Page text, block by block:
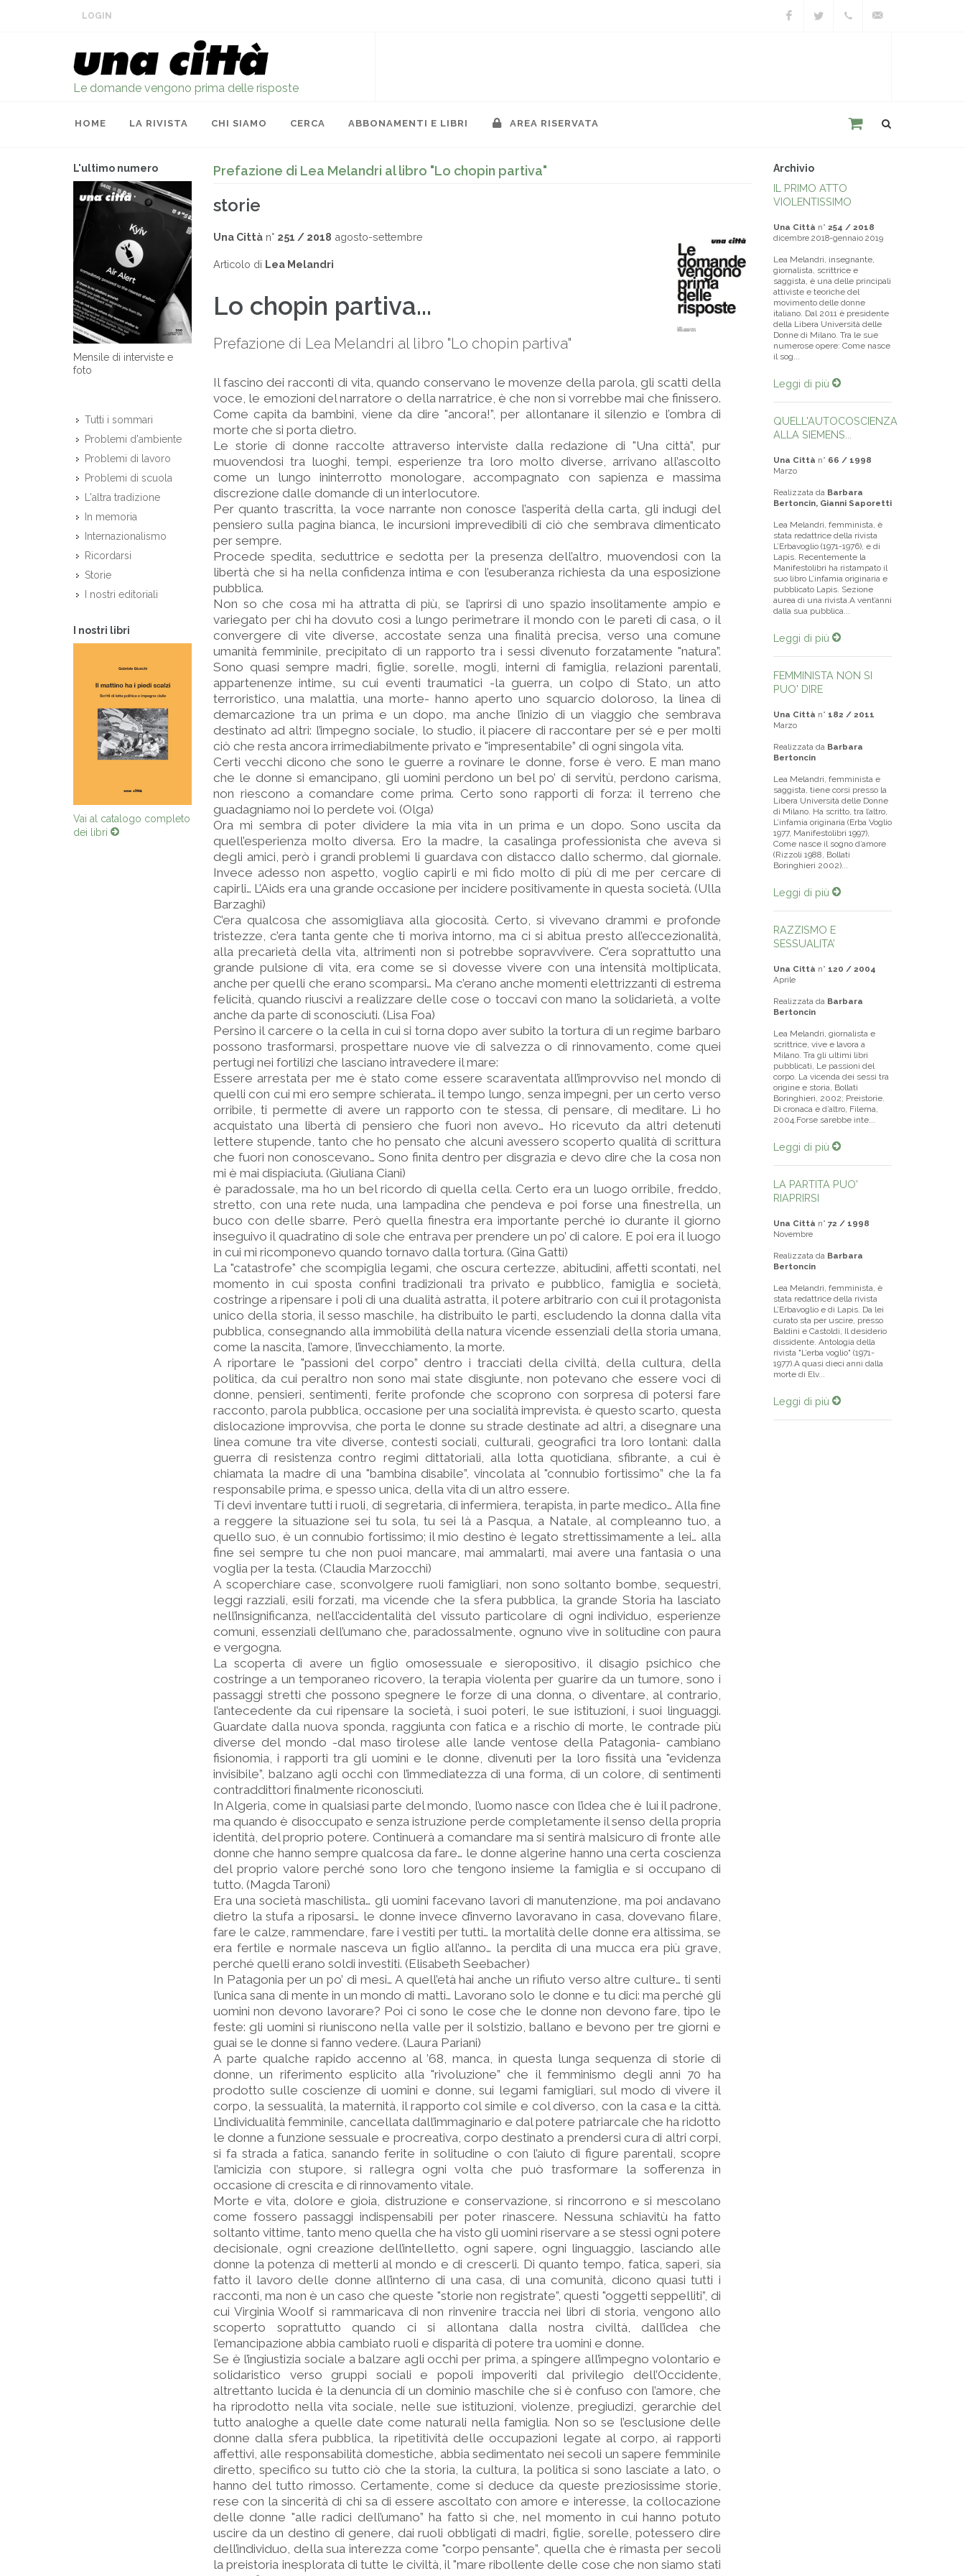
LOGIN
Le domande vengono prima delle risposte
HOME LA RIVISTA CHI SIAMO CERCA ABBONAMENTI E LIBRI AREA RISERVATA
L'ultimo numero
Mensile di interviste e
foto
Tutti i sommari
Problemi d'ambiente
Problemi di lavoro
Problemi di scuola
L'altra tradizione
In memoria
Internazionalismo
Ricordarsi
Storie
I nostri editoriali
I nostri libri
Vai al catalogo completo
dei libri
Prefazione di Lea Melandri al libro "Lo chopin partiva"
storie
Una Città n° 251 / 2018 agosto-settembre
Articolo di Lea Melandri
Lo chopin partiva...
Prefazione di Lea Melandri al libro "Lo chopin partiva"
Il fascino dei racconti di vita, quando conservano le movenze della parola, gli scatti della
voce, le emozioni del narratore o della narratrice, è che non si vorrebbe mai che finissero.
Come capita da bambini, viene da dire "ancora!”, per allontanare il silenzio e l’ombra di
morte che si porta dietro.
Le storie di donne raccolte attraverso interviste dalla redazione di "Una città”, pur
muovendosi tra luoghi, tempi, esperienze tra loro molto diverse, arrivano all’ascolto
come un lungo ininterrotto monologare, accompagnato con sapienza e massima
discrezione dalle domande di un interlocutore.
Per quanto trascritta, la voce narrante non conosce l’asperità della carta, gli indugi del
pensiero sulla pagina bianca, le incursioni imprevedibili di ciò che sembrava dimenticato
per sempre.
Procede spedita, seduttrice e sedotta per la presenza dell’altro, muovendosi con la
libertà che si ha nella confidenza intima e con l’esuberanza richiesta da una esposizione
pubblica.
Non so che cosa mi ha attratta di più, se l’aprirsi di uno spazio insolitamente ampio e
variegato per chi ha dovuto così a lungo perimetrare il mondo con le pareti di casa, o il
convergere di vite diverse, accostate senza una finalità precisa, verso una comune
umanità femminile, precipitato di un rapporto tra i sessi divenuto forzatamente "natura”.
Sono quasi sempre madri, figlie, sorelle, mogli, interni di famiglia, relazioni parentali,
appartenenze intime, su cui eventi traumatici -la guerra, un colpo di Stato, un atto
terroristico, una malattia, una morte- hanno aperto uno squarcio doloroso, la linea di
demarcazione tra un prima e un dopo, ma anche l’inizio di un viaggio che sembrava
destinato ad altri: l’impegno sociale, lo studio, il piacere di raccontare per sé e per molti
ciò che resta ancora irrimediabilmente privato e "impresentabile” di ogni singola vita.
Certi vecchi dicono che sono le guerre a rovinare le donne, forse è vero. E man mano
che le donne si emancipano, gli uomini perdono un bel po’ di servitù, perdono carisma,
non riescono a comandare come prima. Certo sono rapporti di forza: il terreno che
guadagniamo noi lo perdete voi. (Olga)
Ora mi sembra di poter dividere la mia vita in un prima e un dopo. Sono uscita da
quell’esperienza molto diversa. Ero la madre, la casalinga professionista che aveva sì
degli amici, però i grandi problemi li guardava con distacco dallo schermo, dal giornale.
Invece adesso non aspetto, voglio capirli e mi fido molto di più di me per cercare di
capirli… L’Aids era una grande occasione per incidere positivamente in questa società. (Ulla
Barzaghi)
C’era qualcosa che assomigliava alla giocosità. Certo, si vivevano drammi e profonde
tristezze, c’era tanta gente che ti moriva intorno, ma ci si abitua presto all’eccezionalità,
alla precarietà della vita, altrimenti non si potrebbe sopravvivere. C’era soprattutto una
grande pulsione di vita, era come se si dovesse vivere con una intensità moltiplicata,
anche per quelli che erano scomparsi… Ma c’erano anche momenti elettrizzanti di estrema
felicità, quando riuscivi a realizzare delle cose o toccavi con mano la solidarietà, a volte
anche da parte di sconosciuti. (Lisa Foa)
Persino il carcere o la cella in cui si torna dopo aver subito la tortura di un regime barbaro
possono trasformarsi, prospettare nuove vie di salvezza o di rinnovamento, come quei
pertugi nei fortilizi che lasciano intravedere il mare:
Essere arrestata per me è stato come essere scaraventata all’improvviso nel mondo di
quelli con cui mi ero sempre schierata… il tempo lungo, senza impegni, per un certo verso
orribile, ti permette di avere un rapporto con te stessa, di pensare, di meditare. Lì ho
acquistato una libertà di pensiero che fuori non avevo… Ho ricevuto da altri detenuti
lettere stupende, tanto che ho pensato che alcuni avessero scoperto qualità di scrittura
che fuori non conoscevano… Sono finita dentro per disgrazia e devo dire che la cosa non
mi è mai dispiaciuta. (Giuliana Ciani)
è paradossale, ma ho un bel ricordo di quella cella. Certo era un luogo orribile, freddo,
stretto, con una rete nuda, una lampadina che pendeva e poi forse una finestrella, un
buco con delle sbarre. Però quella finestra era importante perché io durante il giorno
inseguivo il quadratino di sole che entrava per prendere un po’ di calore. E poi era il luogo
in cui mi ricomponevo quando tornavo dalla tortura. (Gina Gatti)
La "catastrofe” che scompiglia legami, che oscura certezze, abitudini, affetti scontati, nel
momento in cui sposta confini tradizionali tra privato e pubblico, famiglia e società,
costringe a ripensare i poli di una dualità astratta, il potere arbitrario con cui il protagonista
unico della storia, il sesso maschile, ha distribuito le parti, escludendo la donna dalla vita
pubblica, consegnando alla immobilità della natura vicende essenziali della storia umana,
come la nascita, l’amore, l’invecchiamento, la morte.
A riportare le "passioni del corpo” dentro i tracciati della civiltà, della cultura, della
politica, da cui peraltro non sono mai state disgiunte, non potevano che essere voci di
donne, pensieri, sentimenti, ferite profonde che scoprono con sorpresa di potersi fare
racconto, parola pubblica, occasione per una socialità imprevista. è questo scarto, questa
dislocazione improvvisa, che porta le donne su strade destinate ad altri, a disegnare una
linea comune tra vite diverse, contesti sociali, culturali, geografici tra loro lontani: dalla
guerra di resistenza contro regimi dittatoriali, alla lotta quotidiana, sfibrante, a cui è
chiamata la madre di una "bambina disabile”, vincolata al "connubio fortissimo” che la fa
responsabile prima, e spesso unica, della vita di un altro essere.
Ti devi inventare tutti i ruoli, di segretaria, di infermiera, terapista, in parte medico… Alla fine
a reggere la situazione sei tu sola, tu sei là a Pasqua, a Natale, al compleanno tuo, a
quello suo, è un connubio fortissimo; il mio destino è legato strettissimamente a lei… alla
fine sei sempre tu che non puoi mancare, mai ammalarti, mai avere una fantasia o una
voglia per la testa. (Claudia Marzocchi)
A scoperchiare case, sconvolgere ruoli famigliari, non sono soltanto bombe, sequestri,
leggi razziali, esili forzati, ma vicende che la sfera pubblica, la grande Storia ha lasciato
nell’insignificanza, nell’accidentalità del vissuto particolare di ogni individuo, esperienze
comuni, essenziali dell’umano che, paradossalmente, ognuno vive in solitudine con paura
e vergogna.
La scoperta di avere un figlio omosessuale e sieropositivo, il disagio psichico che
costringe a un temporaneo ricovero, la terapia violenta per guarire da un tumore, sono i
passaggi stretti che possono spegnere le forze di una donna, o diventare, al contrario,
l’antecedente da cui ripensare la società, i suoi poteri, le sue istituzioni, i suoi linguaggi.
Guardate dalla nuova sponda, raggiunta con fatica e a rischio di morte, le contrade più
diverse del mondo -dal maso tirolese alle lande ventose della Patagonia- cambiano
fisionomia, i rapporti tra gli uomini e le donne, divenuti per la loro fissità una "evidenza
invisibile”, balzano agli occhi con l’immediatezza di una forma, di un colore, di sentimenti
contraddittori finalmente riconosciuti.
In Algeria, come in qualsiasi parte del mondo, l’uomo nasce con l’idea che è lui il padrone,
ma quando è disoccupato e senza istruzione perde completamente il senso della propria
identità, del proprio potere. Con­tinuerà a comandare ma si sentirà malsicuro di fronte alle
donne che hanno sempre qualcosa da fare… le donne algerine hanno una certa coscienza
del proprio valore perché sono loro che tengono insieme la famiglia e si occupano di
tutto. (Magda Taroni)
Era una società maschilista… gli uomini facevano lavori di manutenzione, ma poi andavano
dietro la stufa a riposarsi… le donne invece d’inverno lavoravano in casa, dovevano filare,
fare le calze, rammendare, fare i vestiti per tutti… la mortalità delle donne era altissima, se
era fertile e normale nasceva un figlio all’anno… la perdita di una mucca era più grave,
perché quelli erano soldi investiti. (Elisabeth Seebacher)
In Patagonia per un po’ di mesi… A quell’età hai anche un rifiuto verso altre culture… ti senti
l’unica sana di mente in un mondo di matti… Lavorano solo le donne e tu dici: ma perché gli
uomini non devono lavorare? Poi ci sono le cose che le donne non devono fare, tipo le
feste: gli uomini si riuniscono nella valle per il solstizio, ballano e bevono per tre giorni e
guai se le donne si fanno vedere. (Laura Pariani)
A parte qualche rapido accenno al ’68, manca, in questa lunga sequenza di storie di
donne, un riferimento esplicito alla "rivoluzione” che il femminismo degli anni 70 ha
prodotto sulle coscienze di uomini e donne, sui legami famigliari, sul modo di vivere il
corpo, la sessualità, la maternità, il rapporto col simile e col diverso, con la casa e la città.
L’individualità femminile, cancellata dall’immaginario e dal potere patriarcale che ha ridotto
le donne a funzione sessuale e procreativa, corpo destinato a prendersi cura di altri corpi,
si fa strada a fatica, sanando ferite in solitudine o con l’aiuto di figure parentali, scopre
l’amicizia con stupore, si rallegra ogni volta che può trasformare la sofferenza in
occasione di crescita e di rinnovamento vitale.
Morte e vita, dolore e gioia, distruzione e conservazione, si rincorrono e si mescolano
come fossero passaggi indispensabili per poter rinascere. Nessuna schiavitù ha fatto
soltanto vittime, tanto meno quella che ha visto gli uomini riservare a se stessi ogni potere
decisionale, ogni creazione dell’intelletto, ogni sapere, ogni linguaggio, lasciando alle
donne la potenza di metterli al mondo e di crescerli. Di quanto tempo, fatica, saperi, sia
fatto il lavoro delle donne all’interno di una casa, di una comunità, dicono quasi tutti i
racconti, ma non è un caso che queste "storie non registrate”, questi "oggetti seppelliti”, di
cui Virginia Woolf si rammaricava di non rinvenire traccia nei libri di storia, vengono allo
scoperto soprattutto quando ci si allontana dalla nostra civiltà, dall’idea che
l’emancipazione abbia cambiato ruoli e disparità di potere tra uomini e donne.
Se è l’ingiustizia sociale a balzare agli occhi per prima, a spingere all’impegno volontario e
solidaristico verso gruppi sociali e popoli impoveriti dal privilegio dell’Occidente,
altrettanto lucida è la denuncia di un dominio maschile che si è confuso con l’amore, che
ha riprodotto nella vita sociale, nelle sue istituzioni, violenze, pregiudizi, gerarchie del
tutto analoghe a quelle date come naturali nella famiglia. Non so se l’esclusione delle
donne dalla sfera pubblica, la ripetitività delle occupazioni legate al corpo, ai rapporti
affettivi, alle responsabilità domestiche, abbia sedimentato nei secoli un sapere femminile
diretto, specifico su tutto ciò che la storia, la cultura, la politica si sono lasciate a lato, o
hanno del tutto rimosso. Certamente, come si deduce da queste preziosissime storie,
rese con la sincerità di chi sa di essere ascoltato con amore e interesse, la collocazione
delle donne "alle radici dell’umano” ha fatto sì che, nel momento in cui hanno potuto
uscire da un destino di genere, dai ruoli obbligati di madri, figlie, sorelle, potessero dire
dell’individuo, della sua interezza come "corpo pensante”, quella che è rimasta per secoli
la preistoria inesplorata di tutte le civiltà, il "mare ribollente delle cose che non siamo stati
Archivio
IL PRIMO ATTO
VIOLENTISSIMO
Una Città n° 254 / 2018
dicembre 2018-gennaio 2019
Lea Melandri, insegnante,
giornalista, scrittrice e
saggista, è una delle principali
attiviste e teoriche del
movimento delle donne
italiano. Dal 2011 è presidente
della Libera Università delle
Donne di Milano. Tra le sue
numerose opere: Come nasce
il sog...
Leggi di più
QUELL'AUTOCOSCIENZA
ALLA SIEMENS...
Una Città n° 66 / 1998
Marzo
Realizzata da Barbara
Bertoncin, Gianni Saporetti
Lea Melandri, femminista, è
stata redattrice della rivista
L’Erbavoglio (1971-1976), e di
Lapis. Recentemente la
Manifestolibri ha ristampato il
suo libro L’infamia originaria e
pubblicato Lapis. Sezione
aurea di una rivista.A vent’anni
dalla sua pubblica...
Leggi di più
FEMMINISTA NON SI
PUO' DIRE
Una Città n° 182 / 2011
Marzo
Realizzata da Barbara
Bertoncin
Lea Melandri, femminista e
saggista, tiene corsi presso la
Libera Università delle Donne
di Milano. Ha scritto, tra l’altro,
L’infamia originaria (Erba Voglio
1977, Manifestolibri 1997),
Come nasce il sogno d’amore
(Rizzoli 1988, Bollati
Boringhieri 2002)...
Leggi di più
RAZZISMO E
SESSUALITA’
Una Città n° 120 / 2004
Aprile
Realizzata da Barbara
Bertoncin
Lea Melandri, giornalista e
scrittrice, vive e lavora a
Milano. Tra gli ultimi libri
pubblicati, Le passioni del
corpo. La vicenda dei sessi tra
origine e storia, Bollati
Boringhieri, 2002; Preistorie.
Di cronaca e d’altro, Filema,
2004.Forse sarebbe inte...
Leggi di più
LA PARTITA PUO'
RIAPRIRSI
Una Città n° 72 / 1998
Novembre
Realizzata da Barbara
Bertoncin
Lea Melandri, femminista, è
stata redattrice della rivista
L’Erbavoglio e di Lapis. Da lei
curato sta per uscire, presso
Baldini e Castoldi, Il desiderio
dissidente. Antologia della
rivista "L’erba voglio" (1971-
1977).A quasi dieci anni dalla
morte di Elv...
Leggi di più